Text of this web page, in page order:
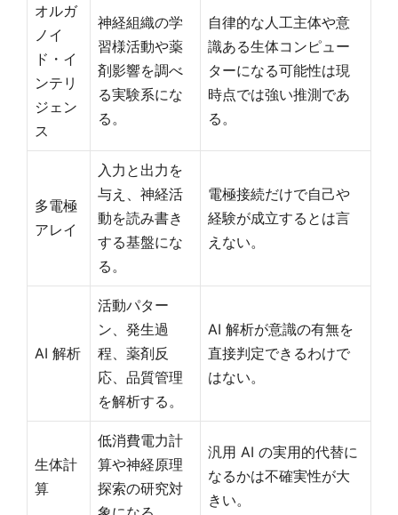
オルガ
ノイ
ド・イ
ンテリ
ジェン
ス
神経組織の学
習様活動や薬
剤影響を調べ
る実験系にな
る。
自律的な人工主体や意
識ある生体コンピュー
ターになる可能性は現
時点では強い推測であ
る。
多電極
アレイ
入力と出力を
与え、神経活
動を読み書き
する基盤にな
る。
電極接続だけで自己や
経験が成立するとは言
えない。
AI 解析
活動パター
ン、発生過
程、薬剤反
応、品質管理
を解析する。
AI 解析が意識の有無を
直接判定できるわけで
はない。
生体計
算
低消費電力計
算や神経原理
探索の研究対
汎用 AI の実用的代替に
なるかは不確実性が大
きい。